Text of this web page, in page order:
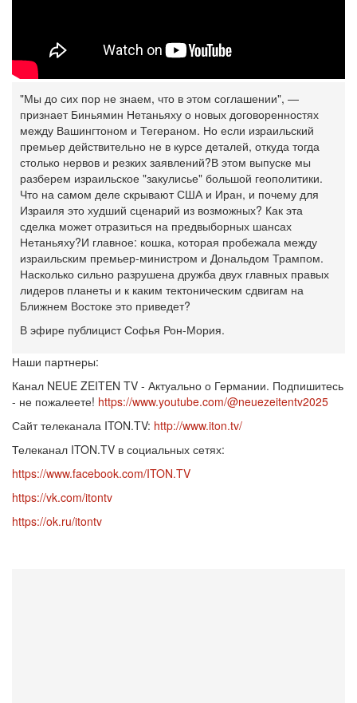
"Мы до сих пор не знаем, что в этом соглашении", —
признает Биньямин Нетаньяху о новых договоренностях
между Вашингтоном и Тегераном. Но если израильский
премьер действительно не в курсе деталей, откуда тогда
столько нервов и резких заявлений?В этом выпуске мы
разберем израильское "закулисье" большой геополитики.
Что на самом деле скрывают США и Иран, и почему для
Израиля это худший сценарий из возможных? Как эта
сделка может отразиться на предвыборных шансах
Нетаньяху?И главное: кошка, которая пробежала между
израильским премьер-министром и Дональдом Трампом.
Насколько сильно разрушена дружба двух главных правых
лидеров планеты и к каким тектоническим сдвигам на
Ближнем Востоке это приведет?
В эфире публицист Софья Рон-Мория.
Наши партнеры:
Канал NEUE ZEITEN TV - Актуально о Германии. Подпишитесь
- не пожалеете! https://www.youtube.com/@neuezeitentv2025
Сайт телеканала ITON.TV: http://www.iton.tv/
Телеканал ITON.TV в социальных сетях:
https://www.facebook.com/ITON.TV
https://vk.com/itontv
https://ok.ru/itontv